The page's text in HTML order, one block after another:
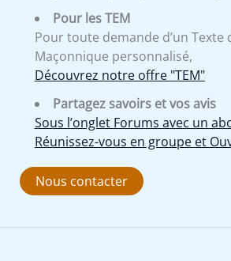
Pour les TEM
Pour toute demande d’un Texte
Maçonnique personnalisé,
Découvrez notre offre "TEM"
Partagez savoirs et vos avis
Sous l’onglet Forums avec un
Réunissez-vous en groupe et
Nous contacter